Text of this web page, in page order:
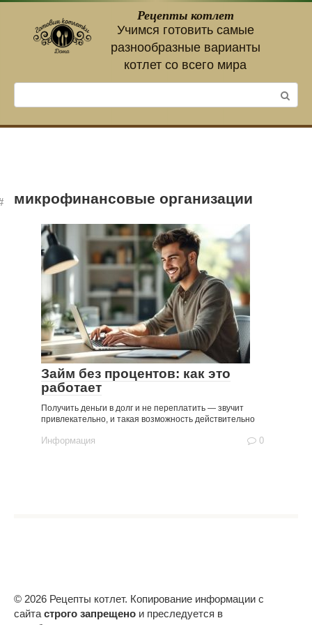
контенту
Рецепты котлет
Учимся готовить самые
разнообразные варианты
котлет со всего мира
микрофинансовые организации
Займ без процентов: как это
работает
Получить деньги в долг и не переплатить — звучит
привлекательно, и такая возможность действительно
Информация 0
© 2026 Рецепты котлет. Копирование информации с
сайта строго запрещено и преследуется в